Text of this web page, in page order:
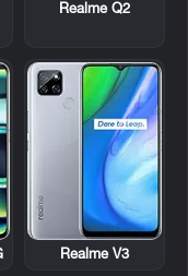
Realme Q2
Realme V3